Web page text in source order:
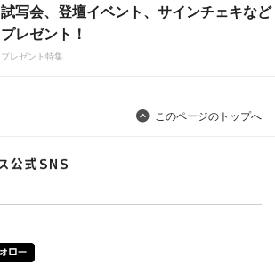
試写会、登壇イベント、サインチェキなど
プレゼント！
プレゼント特集
このページのトップへ